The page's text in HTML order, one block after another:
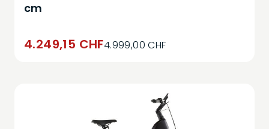
cm
4.249,15 CHF4.999,00 CHF